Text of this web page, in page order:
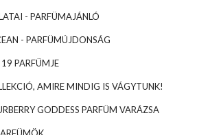
- PARFÜMAJÁNLÓ
- PARFÜMÚJDONSÁG
PARFÜMJE
AMIRE MINDIG IS VÁGYTUNK!
GODDESS PARFÜM VARÁZSA